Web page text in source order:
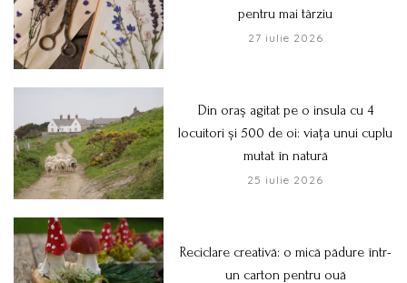
pentru mai târziu
27 iulie 2026
Din oraș agitat pe o insula cu 4
locuitori și 500 de oi: viața unui cuplu
mutat în natură
25 iulie 2026
Reciclare creativă: o mică pădure într-
un carton pentru ouă